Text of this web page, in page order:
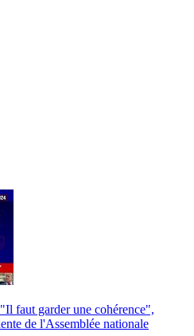
faut garder une cohérence",
de l'Assemblée nationale